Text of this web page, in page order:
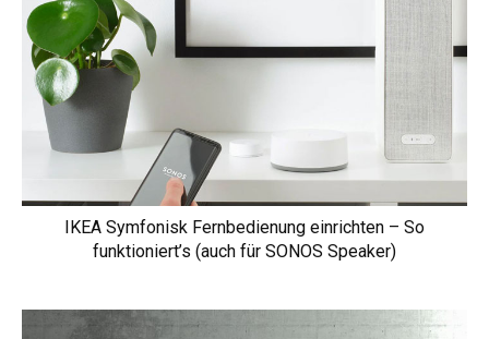
IKEA Symfonisk Fernbedienung einrichten – So
funktioniert’s (auch für SONOS Speaker)